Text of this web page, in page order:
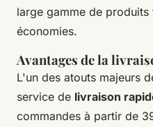
large gamme de
économies.
Avantages de la
L'un des atouts majeurs
service de livraison
commandes à partir de